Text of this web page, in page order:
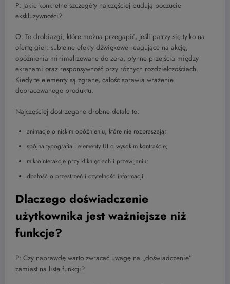
P: Jakie konkretne szczegóły najczęściej budują poczucie
ekskluzywności?
O: To drobiazgi, które można przegapić, jeśli patrzy się tylko na
ofertę gier: subtelne efekty dźwiękowe reagujące na akcję,
opóźnienia minimalizowane do zera, płynne przejścia między
ekranami oraz responsywność przy różnych rozdzielczościach.
Kiedy te elementy są zgrane, całość sprawia wrażenie
dopracowanego produktu.
Najczęściej dostrzegane drobne detale to:
animacje o niskim opóźnieniu, które nie rozpraszają;
spójna typografia i elementy UI o wysokim kontraście;
mikrointerakcje przy kliknięciach i przewijaniu;
dbałość o przestrzeń i czytelność informacji.
Dlaczego doświadczenie
użytkownika jest ważniejsze niż
funkcje?
P: Czy naprawdę warto zwracać uwagę na „doświadczenie”
zamiast na listę funkcji?